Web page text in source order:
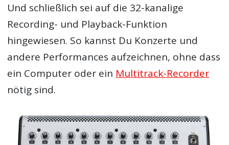
Und schließlich sei auf die 32-kanalige
Recording- und Playback-Funktion
hingewiesen. So kannst Du Konzerte und
andere Performances aufzeichnen, ohne dass
ein Computer oder ein Multitrack-Recorder
nötig sind.